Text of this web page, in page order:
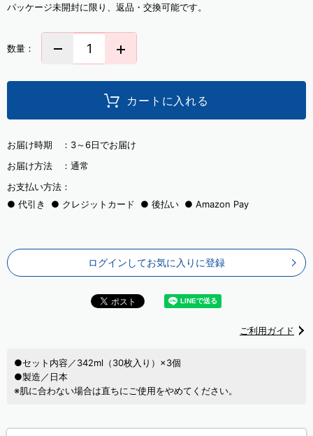
パッケージ未開封に限り、返品・交換可能です。
数量：
カートに入れる
お届け時期 ： 3～6日でお届け
お届け方法 ： 通常
お支払い方法：
代引き
クレジットカード 後払い Amazon Pay
ログインしてお気に入りに登録
ご利用ガイド
●セット内容／342ml（30枚入り）×3個
●製造／日本
※肌に合わない場合は直ちにご使用をやめてください。